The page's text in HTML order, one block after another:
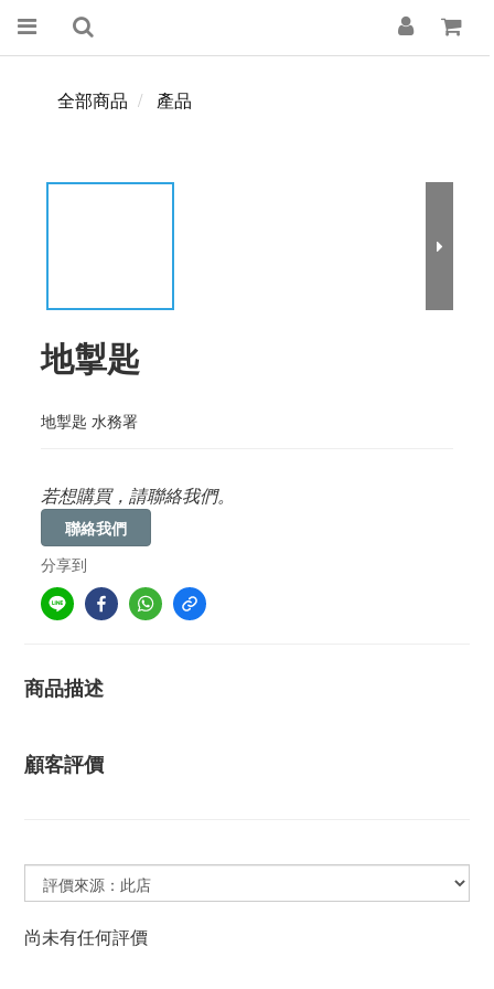
全部商品 產品
地掣匙
地掣匙 水務署
若想購買，請聯絡我們。
聯絡我們
分享到
商品描述
顧客評價
尚未有任何評價